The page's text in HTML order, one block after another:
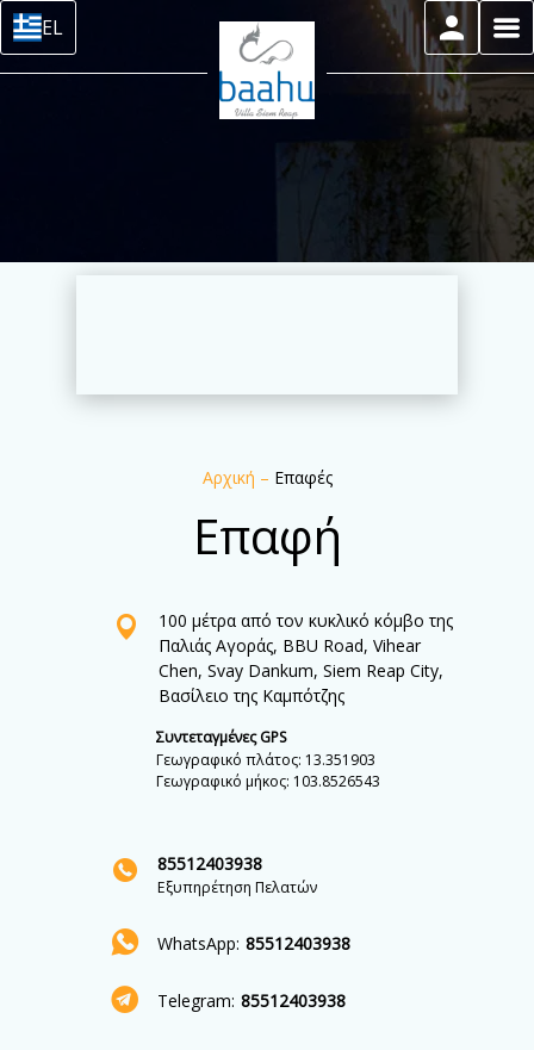
EL
Αρχική – Επαφές
Επαφή
100 μέτρα από τον κυκλικό κόμβο της
Παλιάς Αγοράς, BBU Road, Vihear
Chen, Svay Dankum, Siem Reap City,
Βασίλειο της Καμπότζης
Συντεταγμένες GPS
Γεωγραφικό πλάτος: 13.351903
Γεωγραφικό μήκος: 103.8526543
85512403938
Εξυπηρέτηση Πελατών
WhatsApp: 85512403938
Telegram: 85512403938